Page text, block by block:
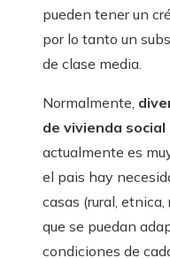
pueden tener un
por lo tanto un
de clase media.
Normalmente,
de vivienda social
actualmente es
el pais hay
casas (rural,
que se puedan
condiciones de